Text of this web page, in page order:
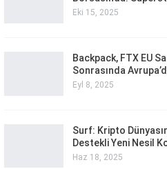
Eki 15, 2025
Backpack, FTX EU
Sonrasında
Eyl 8, 2025
Surf: Kripto
Destekli Yeni Nesil
Haz 18, 2025